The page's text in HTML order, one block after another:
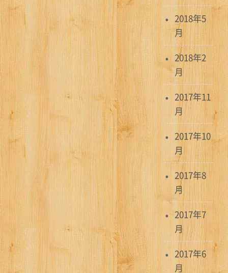
2018年5
月
2018年2
月
2017年11
月
2017年10
月
2017年8
月
2017年7
月
2017年6
月